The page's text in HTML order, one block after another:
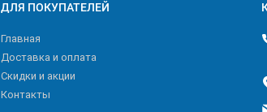
ДЛЯ ПОКУПАТЕЛЕЙ
Главная
Доставка и оплата
Скидки и акции
Контакты